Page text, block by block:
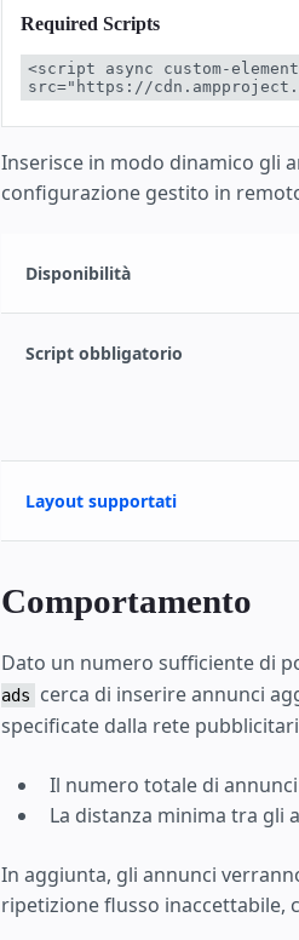
Required Scripts
<script async custom-
src="https://
Inserisce in modo dinamico gli
configurazione gestito in
Disponibilità
Script obbligatorio
Layout supportati
Comportamento
Dato un numero sufficiente di
ads
cerca di inserire annunci
specificate dalla rete
Il numero totale di
La distanza minima tra gli
In aggiunta, gli annunci
ripetizione flusso inaccettabile,